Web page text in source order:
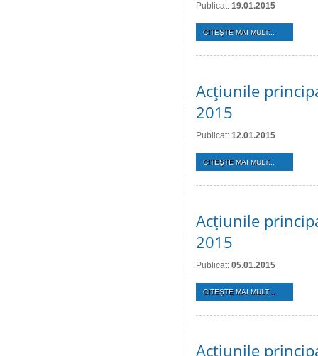
Publicat: 19.01.2015
CITEŞTE MAI MULT...
Acţiunile
2015
Publicat: 12.01.2015
CITEŞTE MAI MULT...
Acţiunile
2015
Publicat: 05.01.2015
CITEŞTE MAI MULT...
Acţiunile